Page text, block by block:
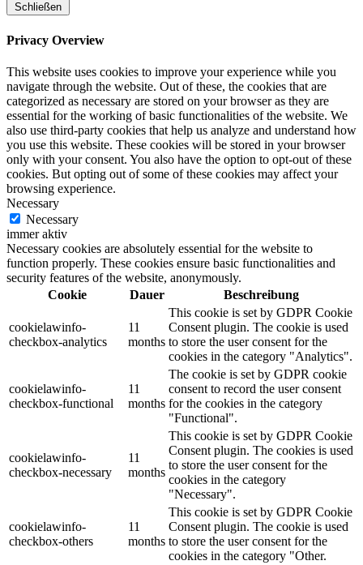
Schließen
Privacy Overview
This website uses cookies to improve your experience while you
navigate through the website. Out of these, the cookies that are
categorized as necessary are stored on your browser as they are
essential for the working of basic functionalities of the website. We
also use third-party cookies that help us analyze and understand how
you use this website. These cookies will be stored in your browser
only with your consent. You also have the option to opt-out of these
cookies. But opting out of some of these cookies may affect your
browsing experience.
Necessary
Necessary
immer aktiv
Necessary cookies are absolutely essential for the website to
function properly. These cookies ensure basic functionalities and
security features of the website, anonymously.
Cookie
Dauer Beschreibung
cookielawinfo-
checkbox-analytics
11
months
This cookie is set by GDPR Cookie
Consent plugin. The cookie is used
to store the user consent for the
cookies in the category "Analytics".
cookielawinfo-
checkbox-functional
11
months
The cookie is set by GDPR cookie
consent to record the user consent
for the cookies in the category
"Functional".
cookielawinfo-
checkbox-necessary
11
months
This cookie is set by GDPR Cookie
Consent plugin. The cookies is used
to store the user consent for the
cookies in the category
"Necessary".
cookielawinfo-
checkbox-others
11
months
This cookie is set by GDPR Cookie
Consent plugin. The cookie is used
to store the user consent for the
cookies in the category "Other.